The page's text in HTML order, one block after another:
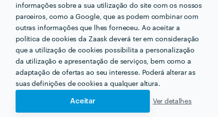
informações sobre a sua utilização do site com os nossos
parceiros, como a Google, que as podem combinar com
outras informações que lhes forneceu. Ao aceitar a
política de cookies da Zaask deverá ter em consideração
que a utilização de cookies possibilita a personalização
da utilização e apresentação de serviços, bem como a
adaptação de ofertas ao seu interesse. Poderá alterar as
suas definições de cookies a qualquer altura.
Aceitar Ver detalhes
Que formação e experiência tem relacionadas com a
sua actividade?
Tenho experiência com público há 20 anos
Receba várias propostas de profissionais como